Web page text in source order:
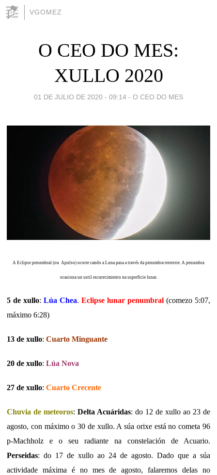
VGOMEZ
O CEO DO MES:
XULLO 2020
01 DE JULIO DE 2020 - 09:14 - O CEO DO MES
A Eclipse penumbral (ou Apulso) ocorre cando a Luna pasa a través da penumbra terrestre. A penumbra
ocasiona un sutil escurecimiento na superficie lunar.
5 de xullo: Lúa Chea. Eclipse lunar penumbral (comezo 5:07,
máximo 6:28)
13 de xullo: Cuarto Minguante
20 de xullo: Lúa Nova
27 de xullo: Cuarto Crecente
Chuvia de meteoros: Delta Acuáridas: do 12 de xullo ao 23 de
agosto, con máximo o 30 de xullo. A súa orixe está no cometa 96
p-Machholz e o seu radiante na constelación de Acuario.
Perseidas: do 17 de xullo ao 24 de agosto. Dado que a súa
actividade máxima é no mes de agosto, falaremos delas no